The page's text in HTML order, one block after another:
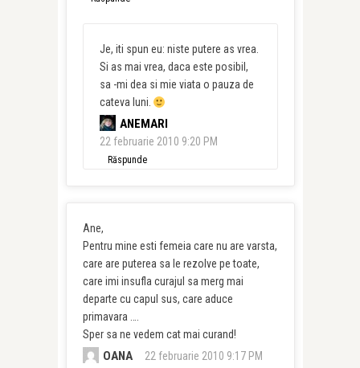
Je, iti spun eu: niste putere as vrea.
Si as mai vrea, daca este posibil,
sa -mi dea si mie viata o pauza de
cateva luni.
ANEMARI
22 februarie 2010 9:20 PM
Răspunde
Ane,
Pentru mine esti femeia care nu are varsta,
care are puterea sa le rezolve pe toate,
care imi insufla curajul sa merg mai
departe cu capul sus, care aduce
primavara ….
Sper sa ne vedem cat mai curand!
OANA 22 februarie 2010 9:17 PM